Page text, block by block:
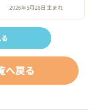
2026年5月28日 生まれ
へ戻る